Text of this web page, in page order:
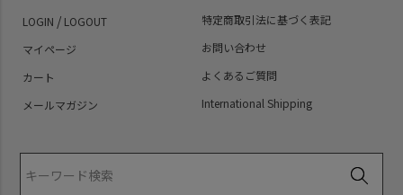
LOGIN / LOGOUT
マイページ
カート
メールマガジン
特定商取引法に基づく表記
お問い合わせ
よくあるご質問
International Shipping